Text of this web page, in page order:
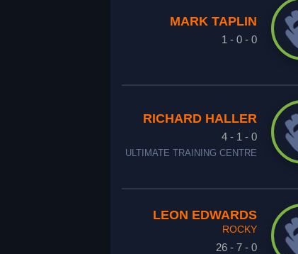
MARK TAPLIN
1 - 0 - 0
RICHARD HALLER
4 - 1 - 0
ULTIMATE TRAINING CENTRE
LEON EDWARDS
ROCKY
26 - 7 - 0